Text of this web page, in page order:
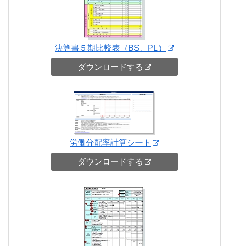
決算書５期比較表（BS、PL）
ダウンロードする
労働分配率計算シート
ダウンロードする